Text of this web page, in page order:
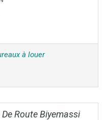
à louer
Route Biyemassi